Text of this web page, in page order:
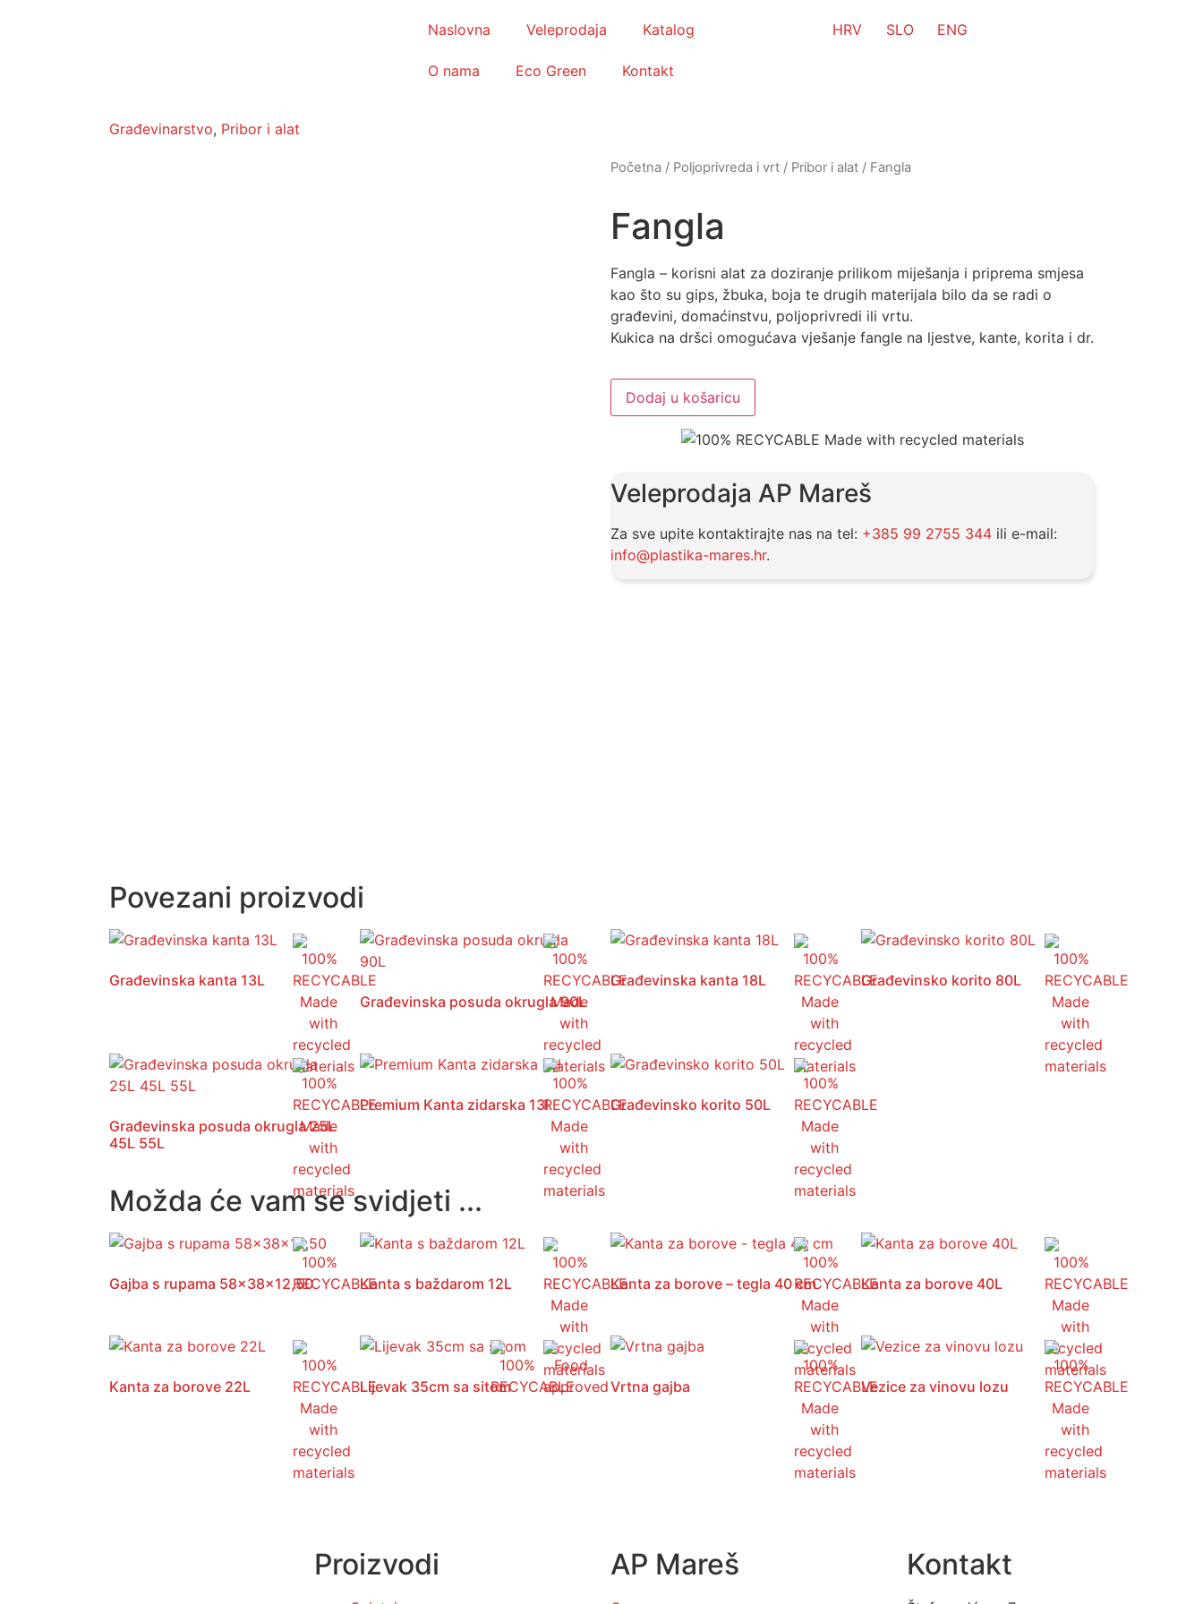
Naslovna Veleprodaja Katalog
O nama Eco Green Kontakt
HRV SLO ENG
Građevinarstvo, Pribor i alat
Početna / Poljoprivreda i vrt / Pribor i alat / Fangla
Fangla
Fangla – korisni alat za doziranje prilikom miješanja i priprema smjesa
kao što su gips, žbuka, boja te drugih materijala bilo da se radi o
građevini, domaćinstvu, poljoprivredi ili vrtu.
Kukica na dršci omogućava vješanje fangle na ljestve, kante, korita i dr.
Dodaj u košaricu
Veleprodaja AP Mareš
Za sve upite kontaktirajte nas na tel: +385 99 2755 344 ili e-mail:
info@plastika-mares.hr.
Povezani proizvodi
Građevinska kanta 13L
Građevinska posuda okrugla 90L
Građevinska kanta 18L Građevinsko korito 80L
Građevinska posuda okrugla 25L
45L 55L
Premium Kanta zidarska 13l Građevinsko korito 50L
Možda će vam se svidjeti ...
Gajba s rupama 58x38x12,50 Kanta s baždarom 12L Kanta za borove – tegla 40 cm Kanta za borove 40L
Kanta za borove 22L Lijevak 35cm sa sitom Vrtna gajba Vezice za vinovu lozu
Proizvodi AP Mareš Kontakt